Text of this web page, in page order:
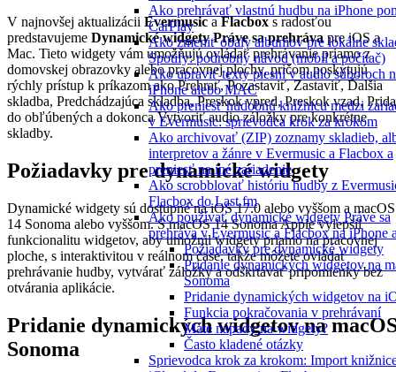
Ako prehrávať vlastnú hudbu na iPhone
CarPlay
Ako zmeniť obaly albumov pre lokálne
Spotify: podrobný návod (mobil a počítač)
Ako upraviť texty piesní v audio súboroch
iPhone alebo MAC
Ako preniesť hudobnú knižnicu medzi
v Evermusic: sprievodca krok za krokom
Ako archivovať (ZIP) zoznamy skladieb,
interpretov a žánre v Evermusic a Flacbox a
preniesť na iné zariadenie
Ako scrobblovať históriu hudby z
Flacbox do Last.fm
Ako používať dynamické widgety Práve sa
prehráva v Evermusic a Flacbox na iPhone
Požiadavky pre dynamické widgety
Pridanie dynamických widgetov na
Sonoma
Pridanie dynamických widgetov na
Funkcia pokračovania v prehrávaní
Máte nápady na widgety?
Často kladené otázky
Sprievodca krok za krokom: Import
V najnovšej aktualizácii EvermusicaFlacboxs radosťou
predstavujeme Dynamické widgety Práve sa prehrávapre iOS a
Mac. Tieto widgety vám umožňujú ovládať prehrávanie priamo z
domovskej obrazovky alebo pracovnej plochy, pričom poskytujú
rýchly prístup k príkazom ako Prehrať, Pozastaviť, Zastaviť, Ďalšia
skladba, Predchádzajúca skladba, Preskok vpred, Preskok vzad,
do obľúbených a dokonca Vytvoriť audio záložky pre konkrétne
skladby.
Požiadavky pre dynamické widgety
Dynamické widgety sú dostupné na iOS 17.0 alebo vyššom a macOS
14 Sonoma alebo vyššom. S macOS 14 Sonoma Apple vylepšil
funkcionalitu widgetov, aby umožnil widgety priamo na pracovnej
ploche, s interaktivitou v reálnom čase, takže môžete ovládať
prehrávanie hudby, vytvárať záložky a odškrtávať pripomienky bez
otvárania aplikácie.
Pridanie dynamických widgetov na
Sonoma